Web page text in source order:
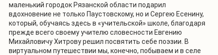
маленький городок Рязанской области подарил
вдохновение не только Паустовскому, но и Сергею Есенину,
который, обучаясь здесь в «учительской» школе, благодаря
прежде всего своему учителю словесности Евгению
Михайловичу Хитрову решил посвятить себе поэзии. В
виртуальном путешествии мы, конечно, побываем и в селе